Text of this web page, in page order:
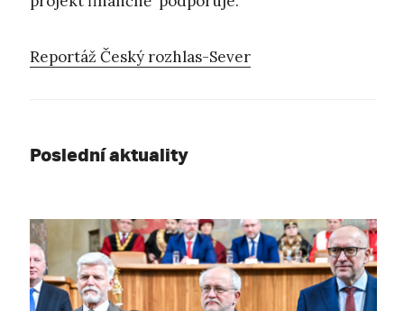
Reportáž Český rozhlas-Sever
Poslední aktuality